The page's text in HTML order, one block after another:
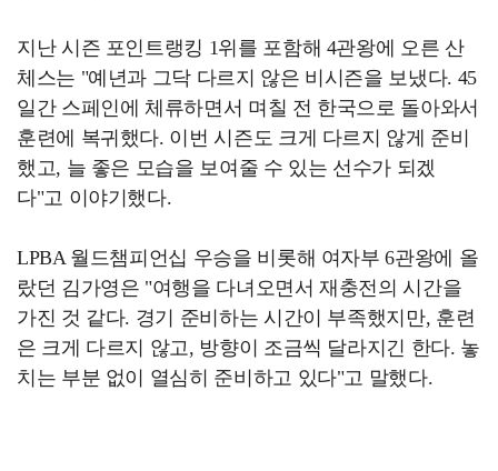
지난 시즌 포인트랭킹 1위를 포함해 4관왕에 오른 산
체스는 "예년과 그닥 다르지 않은 비시즌을 보냈다. 45
일간 스페인에 체류하면서 며칠 전 한국으로 돌아와서
훈련에 복귀했다. 이번 시즌도 크게 다르지 않게 준비
했고, 늘 좋은 모습을 보여줄 수 있는 선수가 되겠
다"고 이야기했다.
LPBA 월드챔피언십 우승을 비롯해 여자부 6관왕에 올
랐던 김가영은 "여행을 다녀오면서 재충전의 시간을
가진 것 같다. 경기 준비하는 시간이 부족했지만, 훈련
은 크게 다르지 않고, 방향이 조금씩 달라지긴 한다. 놓
치는 부분 없이 열심히 준비하고 있다"고 말했다.